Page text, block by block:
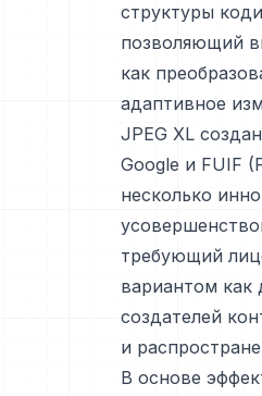
структуры
позволяющий
как
адаптивное
JPEG XL
Google и FUIF
несколько
требующий
вариантом как
создателей
и
В основе